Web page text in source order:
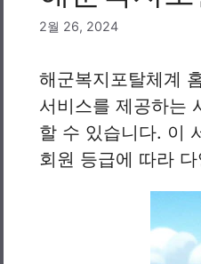
2월 26, 2024
해군복지포탈체계
서비스를 제공하는
할 수 있습니다. 이
회원 등급에 따라